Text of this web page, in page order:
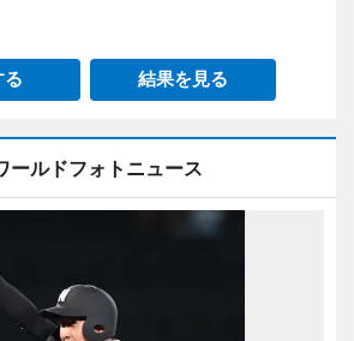
る 結果を見る
ールドフォトニュース